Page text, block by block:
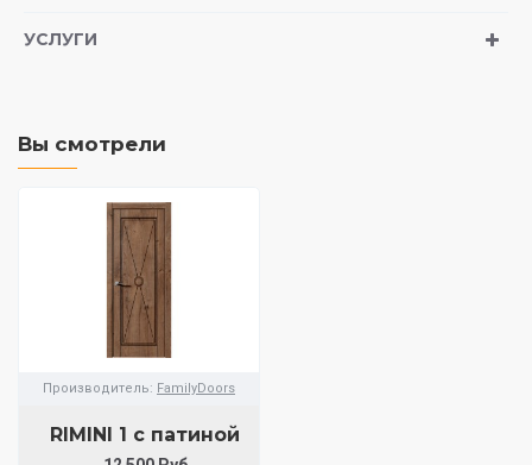
УСЛУГИ
Вы смотрели
Производитель: FamilyDoors
RIMINI 1 с патиной